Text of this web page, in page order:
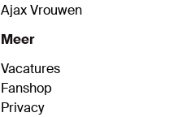
Ajax Vrouwen
Meer
Vacatures
Fanshop
Privacy